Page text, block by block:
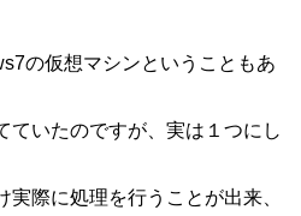
の仮想マシンということもあ
ていたのですが、実は１つにし
実際に処理を行うことが出来、